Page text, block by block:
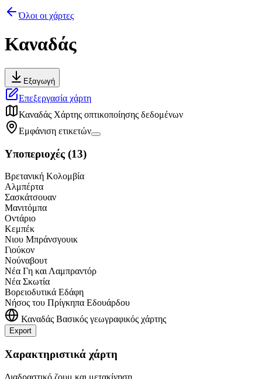
Όλοι οι χάρτες
Καναδάς
Εξαγωγή
Επεξεργασία χάρτη
Καναδάς Χάρτης οπτικοποίησης δεδομένων
Εμφάνιση ετικετών
Υποπεριοχές (13)
Βρετανική Κολομβία
Αλμπέρτα
Σασκάτσουαν
Μανιτόμπα
Οντάριο
Κεμπέκ
Νιου Μπράνσγουικ
Γιούκον
Νούναβουτ
Νέα Γη και Λαμπραντόρ
Νέα Σκωτία
Βορειοδυτικά Εδάφη
Νήσος του Πρίγκηπα Εδουάρδου
Καναδάς Βασικός γεωγραφικός χάρτης
Export
+
−
Χαρακτηριστικά χάρτη
Διαδραστικό ζουμ και μετακίνηση